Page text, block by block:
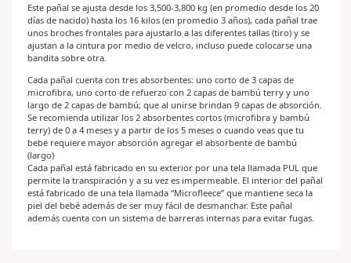
Este pañal se ajusta desde los 3,500-3,800 kg (en promedio desde los 20
días de nacido) hasta los 16 kilos (en promedio 3 años), cada pañal trae
unos broches frontales para ajustarlo a las diferentes tallas (tiro) y se
ajustan a la cintura por medio de velcro, incluso puede colocarse una
bandita sobre otra.
Cada pañal cuenta con tres absorbentes: uno corto de 3 capas de
microfibra, uno corto de refuerzo con 2 capas de bambú terry y uno
largo de 2 capas de bambú; que al unirse brindan 9 capas de absorción.
Se recomienda utilizar los 2 absorbentes cortos (microfibra y bambú
terry) de 0 a 4 meses y a partir de los 5 meses o cuando veas que tu
bebe requiere mayor absorción agregar el absorbente de bambú
(largo)
Cada pañal está fabricado en su exterior por una tela llamada PUL que
permite la transpiración y a su vez es impermeable. El interior del pañal
está fabricado de una tela llamada “Microfleece” que mantiene seca la
piel del bebé además de ser muy fácil de desmanchar. Este pañal
además cuenta con un sistema de barreras internas para evitar fugas.